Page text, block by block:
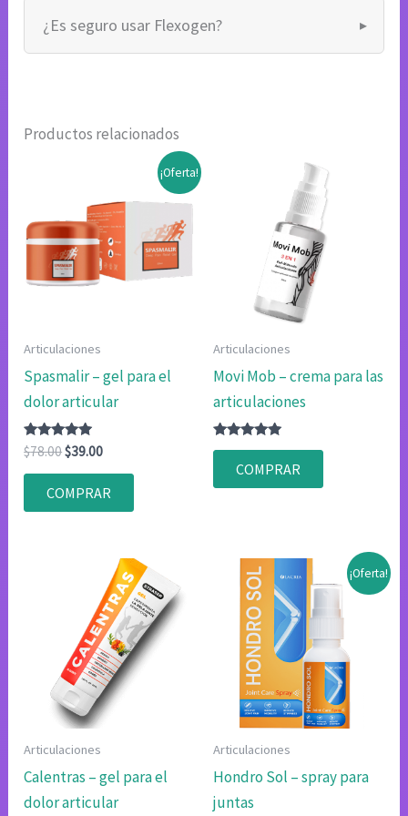
¿Es seguro usar Flexogen?
Productos relacionados
¡Oferta!
Articulaciones
Spasmalir – gel para el
dolor articular
Valorado
con
4.80
de 5
$78.00El
original
era:
$39.00El
actual
es:
COMPRAR
Articulaciones
Movi Mob – crema para las
articulaciones
Valorado
4.83
de 5
COMPRAR
Articulaciones
Calentras – gel para el
dolor articular
¡Oferta!
Articulaciones
Hondro Sol – spray para
juntas